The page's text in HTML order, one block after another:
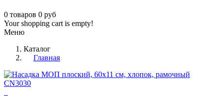
0 товаров 0 руб
Your shopping cart is empty!
Меню
Каталог
Главная